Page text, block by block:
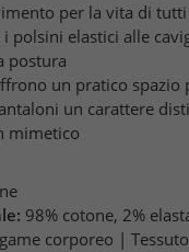
per la vita di
polsini elastici alle
postura
un pratico
un carattere
mimetico
98% cotone, 2%
corporeo | Tessuto